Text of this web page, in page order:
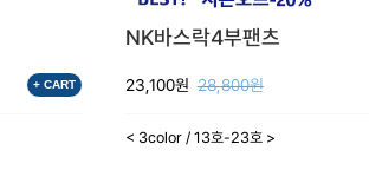
+ CART
NK바스락4부팬츠
23,100원 28,800원
< 3color / 13호-23호 >